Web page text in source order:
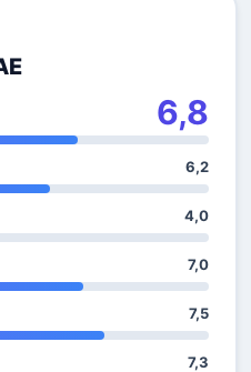
6,8
6,2
4,0
7,0
7,5
7,3